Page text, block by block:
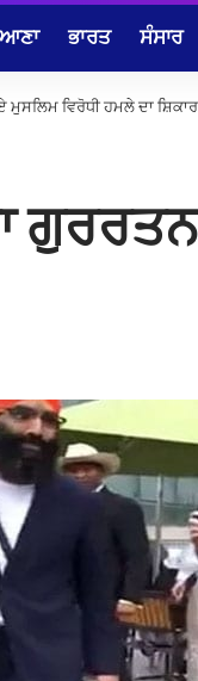
ਭਾਰਤ ਸੰਸਾਰ
ਵਿਰੋਧੀ ਹਮਲੇ ਦਾ ਸ਼ਿਕਾਰ